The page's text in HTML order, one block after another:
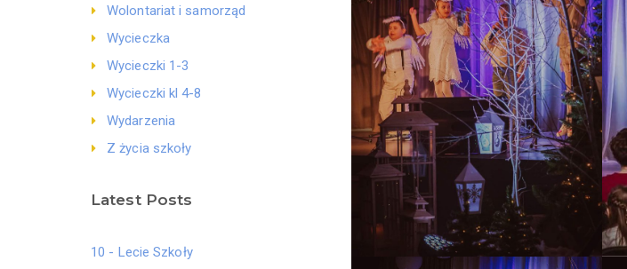
Wolontariat i samorząd
Wycieczka
Wycieczki 1-3
Wycieczki kl 4-8
Wydarzenia
Z życia szkoły
Latest Posts
10 - Lecie Szkoły